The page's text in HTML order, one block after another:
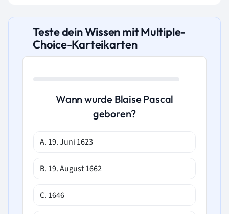
Teste dein Wissen mit Multiple-
Choice-Karteikarten
Wann wurde Blaise Pascal
geboren?
A. 19. Juni 1623
B. 19. August 1662
C. 1646